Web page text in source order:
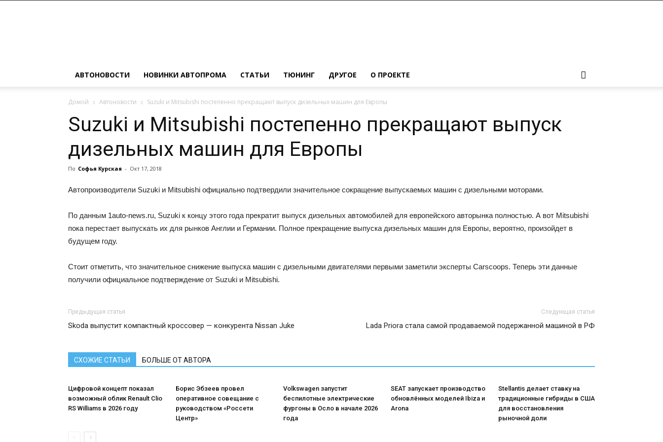
АВТОНОВОСТИ НОВИНКИ АВТОПРОМА СТАТЬИ ТЮНИНГ ДРУГОЕ О ПРОЕКТЕ
Домой Автоновости Suzuki и Mitsubishi постепенно прекращают выпуск дизельных машин для Европы
Suzuki и Mitsubishi постепенно прекращают выпуск
дизельных машин для Европы
По Софья Курская - Окт 17, 2018
Автопроизводители Suzuki и Mitsubishi официально подтвердили значительное сокращение выпускаемых машин с дизельными моторами.
По данным 1auto-news.ru, Suzuki к концу этого года прекратит выпуск дизельных автомобилей для европейского авторынка полностью. А вот Mitsubishi
пока перестает выпускать их для рынков Англии и Германии. Полное прекращение выпуска дизельных машин для Европы, вероятно, произойдет в
будущем году.
Стоит отметить, что значительное снижение выпуска машин с дизельными двигателями первыми заметили эксперты Carscoops. Теперь эти данные
получили официальное подтверждение от Suzuki и Mitsubishi.
Предыдущая статья
Skoda выпустит компактный кроссовер — конкурента Nissan Juke
Следующая статья
Lada Priora стала самой продаваемой подержанной машиной в РФ
СХОЖИЕ СТАТЬИ БОЛЬШЕ ОТ АВТОРА
Цифровой концепт показал
возможный облик Renault Clio
RS Williams в 2026 году
Борис Эбзеев провел
оперативное совещание с
руководством «Россети
Центр»
Volkswagen запустит
беспилотные электрические
фургоны в Осло в начале 2026
года
SEAT запускает производство
обновлённых моделей Ibiza и
Arona
Stellantis делает ставку на
традиционные гибриды в США
для восстановления
рыночной доли